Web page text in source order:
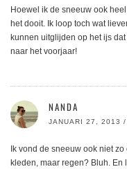
Hoewel ik de sneeuw ook
het dooit. Ik loop toch wat
kunnen uitglijden op het ijs
naar het voorjaar!
NANDA
JANUARI 27, 2013
Ik vond de sneeuw ook niet
kleden, maar regen? Bluh.